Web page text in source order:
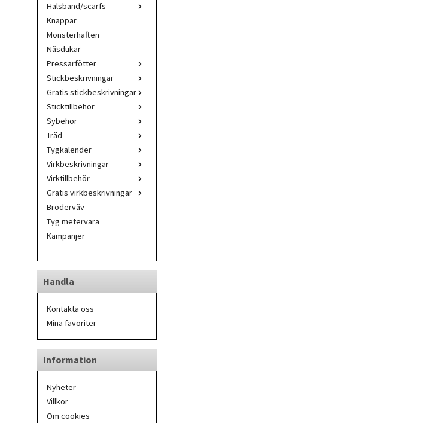
Halsband/scarfs
Knappar
Mönsterhäften
Näsdukar
Pressarfötter
Stickbeskrivningar
Gratis stickbeskrivningar
Sticktillbehör
Sybehör
Tråd
Tygkalender
Virkbeskrivningar
Virktillbehör
Gratis virkbeskrivningar
Broderväv
Tyg metervara
Kampanjer
Handla
Kontakta oss
Mina favoriter
Information
Nyheter
Villkor
Om cookies